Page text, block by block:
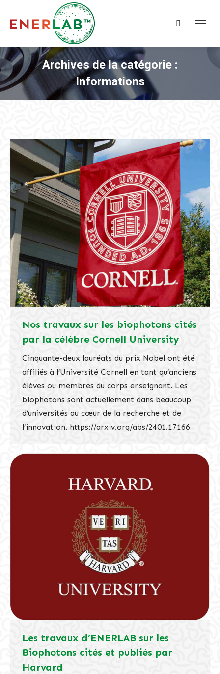
Recherche
Archives de la catégorie :
Informations
Nos travaux sur les biophotons cités
par la célèbre Cornell University
Cinquante-deux lauréats du prix Nobel ont été
affiliés à l’Université Cornell en tant qu’anciens
élèves ou membres du corps enseignant. Les
biophotons sont actuellement dans beaucoup
d’universités au cœur de la recherche et de
l’innovation. https://arxiv.org/abs/2401.17166
Les travaux d’ENERLAB sur les
Biophotons cités et publiés par
Harvard